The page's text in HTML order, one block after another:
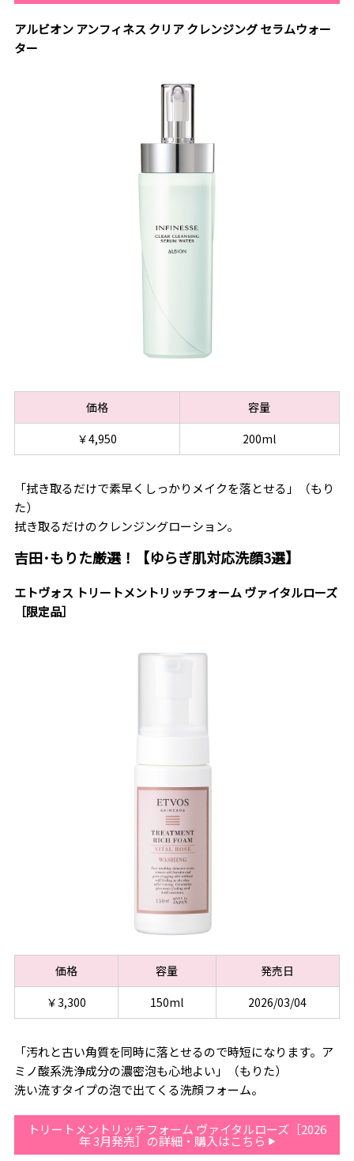
アルビオン アンフィネス クリア クレンジング セラムウォー
ター
価格
容量
￥4,950
200ml
「拭き取るだけで素早くしっかりメイクを落とせる」（もり
た）
拭き取るだけのクレンジングローション。
吉田･もりた厳選！【ゆらぎ肌対応洗顔3選】
エトヴォス トリートメントリッチフォーム ヴァイタルローズ
［限定品］
価格 容量
発売日
￥3,300
150ml 2026/03/04
「汚れと古い角質を同時に落とせるので時短になります。ア
ミノ酸系洗浄成分の濃密泡も心地よい」（もりた）
洗い流すタイプの泡で出てくる洗顔フォーム。
トリートメントリッチフォーム ヴァイタルローズ［2026
年 3月発売］の詳細・購入はこちら